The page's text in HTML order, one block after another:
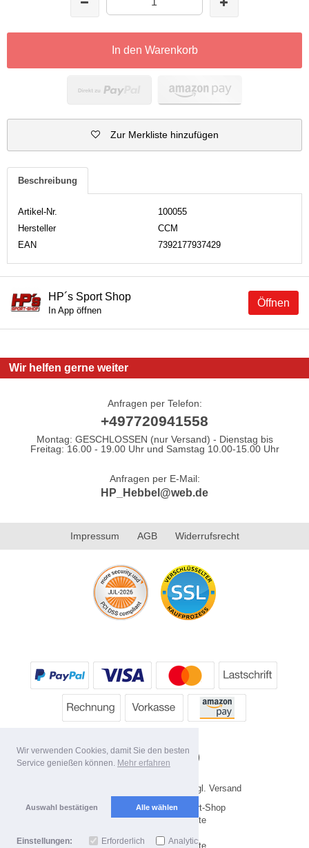
Wir verwenden Cookies, damit Sie den besten
Service genießen können. Mehr erfahren
Auswahl bestätigen Alle wählen
Einstellungen: Erforderlich Analytics
In den Warenkorb
Zur Merkliste hinzufügen
Beschreibung
Artikel-Nr.
100055
Hersteller
CCM
EAN
7392177937429
Öffnen
HP´s Sport Shop
In App öffnen
Wir helfen gerne weiter
Anfragen per Telefon:
+497720941558
Montag: GESCHLOSSEN (nur Versand) - Dienstag bis
Freitag: 16.00 - 19.00 Uhr und Samstag 10.00-15.00 Uhr
Anfragen per E-Mail:
HP_Hebbel@web.de
Impressum AGB Widerrufsrecht
* Alle Preise inkl. MwSt. evtl. zzgl. Versand
Copyright 2026 by HP's Sport-Shop
Mobile Shop by Shopgate
Zur klassischen Webseite